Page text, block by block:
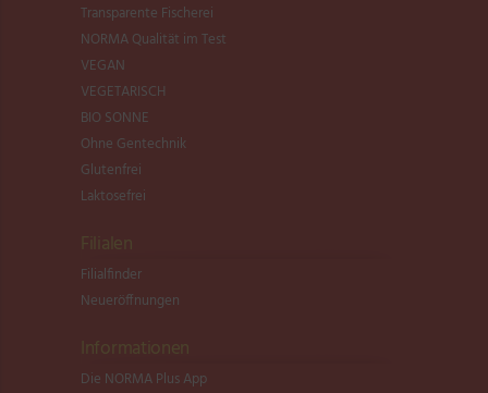
Transparente Fischerei
NORMA Qualität im Test
VEGAN
VEGETARISCH
BIO SONNE
Ohne Gentechnik
Glutenfrei
Laktosefrei
Filialen
Filialfinder
Neueröffnungen
Informationen
Die NORMA Plus App